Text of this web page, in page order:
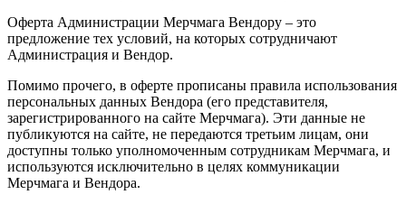
Оферта Администрации Мерчмага Вендору – это
предложение тех условий, на которых сотрудничают
Администрация и Вендор.
Помимо прочего, в оферте прописаны правила использования
персональных данных Вендора (его представителя,
зарегистрированного на сайте Мерчмага). Эти данные не
публикуются на сайте, не передаются третьим лицам, они
доступны только уполномоченным сотрудникам Мерчмага, и
используются исключительно в целях коммуникации
Мерчмага и Вендора.